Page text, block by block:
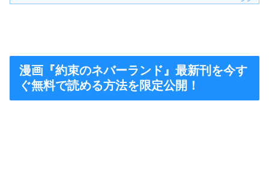
漫画『約束のネバーランド』最新刊を今す
ぐ無料で読める方法を限定公開！